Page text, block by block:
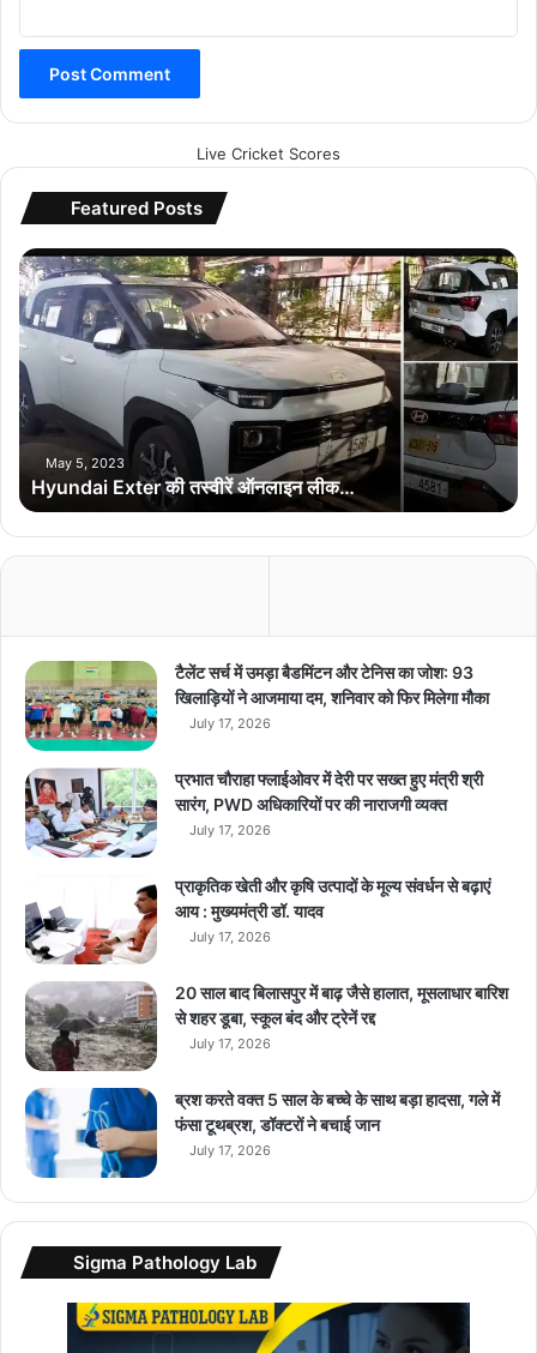
Live Cricket Scores
Featured Posts
H
y
u
n
d
a
i
e
r
रें
ऑ
न
ला
इ
ली
क
…
May 5, 2023
Hyundai Exter की तस्वीरें ऑनलाइन लीक…
टैलेंट सर्च में उमड़ा बैडमिंटन और टेनिस का जोश: 93
खिलाड़ियों ने आजमाया दम, शनिवार को फिर मिलेगा मौका
July 17, 2026
प्रभात चौराहा फ्लाईओवर में देरी पर सख्त हुए मंत्री श्री
सारंग, PWD अधिकारियों पर की नाराजगी व्यक्त
July 17, 2026
प्राकृतिक खेती और कृषि उत्पादों के मूल्य संवर्धन से बढ़ाएं
आय : मुख्यमंत्री डॉ. यादव
July 17, 2026
20 साल बाद बिलासपुर में बाढ़ जैसे हालात, मूसलाधार बारिश
से शहर डूबा, स्कूल बंद और ट्रेनें रद्द
July 17, 2026
ब्रश करते वक्त 5 साल के बच्चे के साथ बड़ा हादसा, गले में
फंसा टूथब्रश, डॉक्टरों ने बचाई जान
July 17, 2026
Sigma Pathology Lab